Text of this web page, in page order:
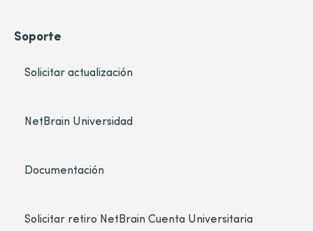
Soporte
Solicitar actualización
NetBrain Universidad
Documentación
Solicitar retiro NetBrain Cuenta Universitaria